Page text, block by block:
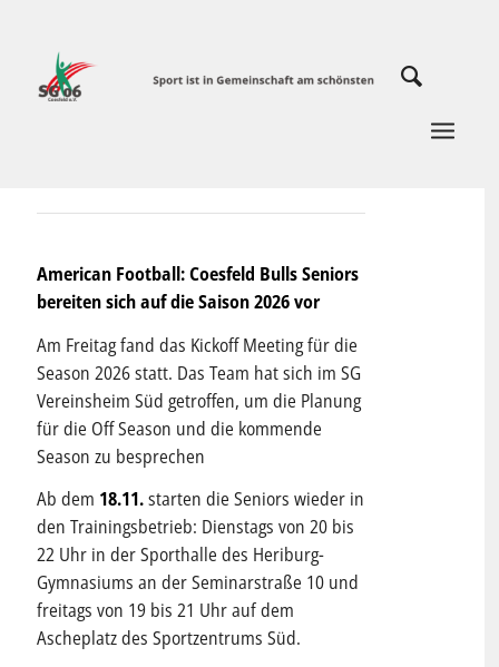
American Football: Coesfeld Bulls Seniors
bereiten sich auf die Saison 2026 vor
Am Freitag fand das Kickoff Meeting für die
Season 2026 statt. Das Team hat sich im SG
Vereinsheim Süd getroffen, um die Planung
für die Off Season und die kommende
Season zu besprechen
Ab dem 18.11.starten die Seniors wieder in
den Trainingsbetrieb: Dienstags von 20 bis
22 Uhr in der Sporthalle des Heriburg-
Gymnasiums an der Seminarstraße 10 und
freitags von 19 bis 21 Uhr auf dem
Ascheplatz des Sportzentrums Süd.